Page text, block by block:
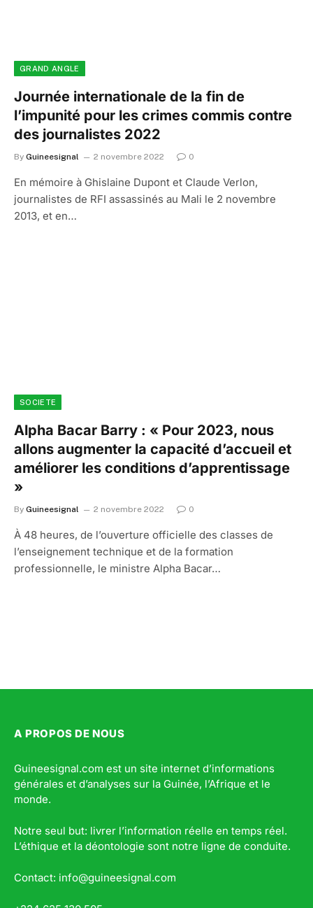
GRAND ANGLE
Journée internationale de la fin de
l’impunité pour les crimes commis contre
des journalistes 2022
By Guineesignal 2 novembre 2022 0
En mémoire à Ghislaine Dupont et Claude Verlon,
journalistes de RFI assassinés au Mali le 2 novembre
2013, et en…
SOCIETE
Alpha Bacar Barry : « Pour 2023, nous
allons augmenter la capacité d’accueil et
améliorer les conditions d’apprentissage
»
By Guineesignal 2 novembre 2022 0
À 48 heures, de l’ouverture officielle des classes de
l’enseignement technique et de la formation
professionnelle, le ministre Alpha Bacar…
A PROPOS DE NOUS
Guineesignal.com est un site internet d’informations
générales et d’analyses sur la Guinée, l’Afrique et le
monde.
Notre seul but: livrer l’information réelle en temps réel.
L’éthique et la déontologie sont notre ligne de conduite.
Contact: info@guineesignal.com